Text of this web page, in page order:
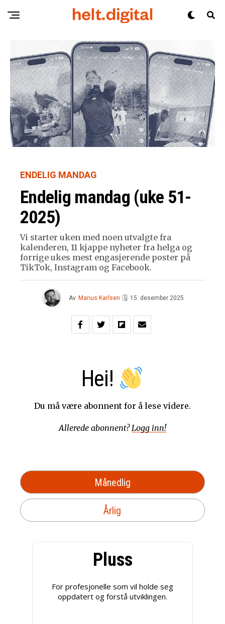
ENDELIG MANDAG
Endelig mandag (uke 51-
2025)
Vi starter uken med noen utvalgte fra
kalenderen, 11 kjappe nyheter fra helga og
forrige ukes mest engasjerende poster på
TikTok, Instagram og Facebook.
Av Marius Karlsen 🗓 15. desember 2025
Hei!
Du må være abonnent for å lese videre.
Allerede abonnent?Logg inn!
Månedlig
Årlig
Pluss
For profesjonelle som vil holde seg
oppdatert og forstå utviklingen.